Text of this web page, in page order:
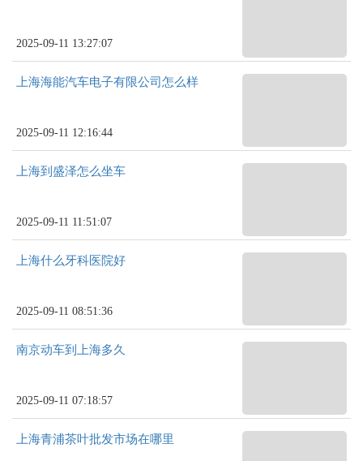
2025-09-11 13:27:07
上海海能汽车电子有限公司怎么样
2025-09-11 12:16:44
上海到盛泽怎么坐车
2025-09-11 11:51:07
上海什么牙科医院好
2025-09-11 08:51:36
南京动车到上海多久
2025-09-11 07:18:57
上海青浦茶叶批发市场在哪里